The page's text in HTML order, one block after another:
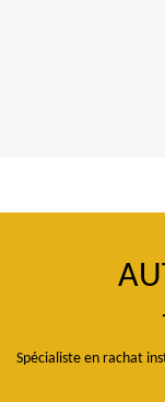
Spécialiste en rachat